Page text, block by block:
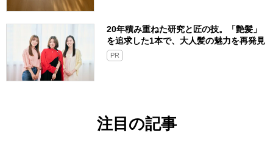
20年積み重ねた研究と匠の技。「艶髪」
を追求した1本で、大人髪の魅力を再発見
PR
注目の記事